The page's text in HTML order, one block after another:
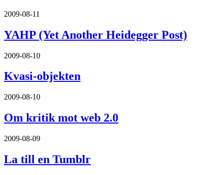
2009-08-11
YAHP (Yet Another Heidegger Post)
2009-08-10
Kvasi-objekten
2009-08-10
Om kritik mot web 2.0
2009-08-09
La till en Tumblr